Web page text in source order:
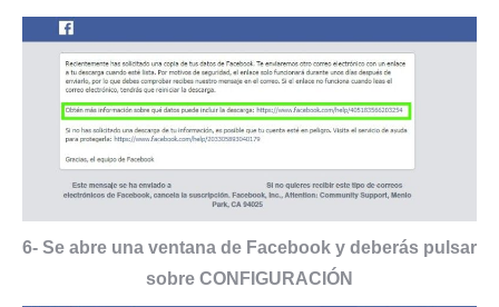
6- Se abre una ventana de Facebook y deberás pulsar
sobre CONFIGURACIÓN